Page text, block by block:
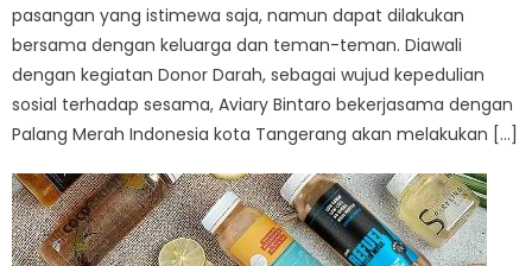
pasangan yang istimewa saja, namun dapat dilakukan
bersama dengan keluarga dan teman-teman. Diawali
dengan kegiatan Donor Darah, sebagai wujud kepedulian
sosial terhadap sesama, Aviary Bintaro bekerjasama dengan
Palang Merah Indonesia kota Tangerang akan melakukan […]